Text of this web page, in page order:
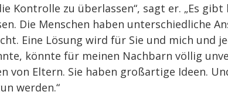
Kontrolle zu überlassen“, sagt er. „Es gibt
Die Menschen haben unterschiedliche
Eine Lösung wird für Sie und mich und
könnte für meinen Nachbarn völlig
von Eltern. Sie haben großartige Ideen.
werden.“